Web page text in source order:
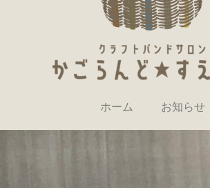
ホーム お知らせ